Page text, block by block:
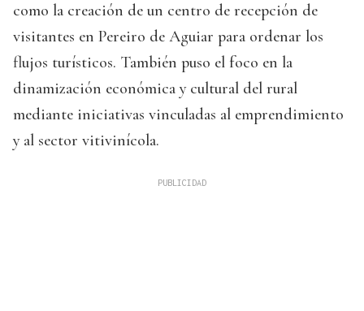
como la creación de un centro de recepción de
visitantes en Pereiro de Aguiar para ordenar los
flujos turísticos. También puso el foco en la
dinamización económica y cultural del rural
mediante iniciativas vinculadas al emprendimiento
y al sector vitivinícola.